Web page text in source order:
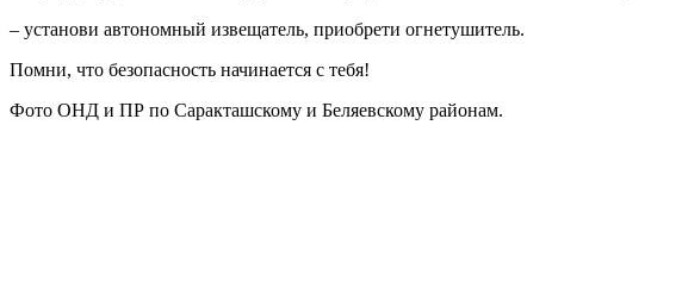
– установи автономный извещатель, приобрети огнетушитель.
Помни, что безопасность начинается с тебя!
Фото ОНД и ПР по Саракташскому и Беляевскому районам.